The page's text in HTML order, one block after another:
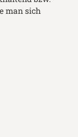
man sich